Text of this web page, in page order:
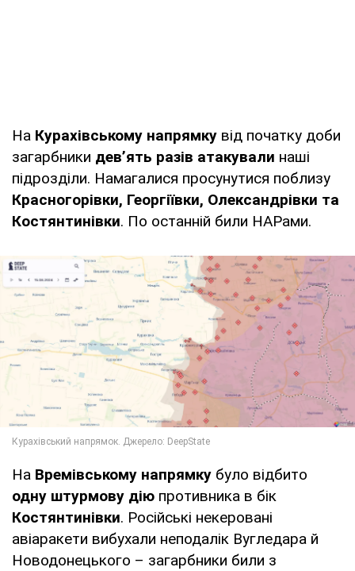
На Курахівському напрямку від початку доби
загарбники дев’ять разів атакували наші
підрозділи. Намагалися просунутися поблизу
Красногорівки, Георгіївки, Олександрівки та
Костянтинівки. По останній били НАРами.
На Времівському напрямку було відбито
одну штурмову дію противника в бік
Костянтинівки. Російські некеровані
авіаракети вибухали неподалік Вугледара й
Новодонецького – загарбники били з